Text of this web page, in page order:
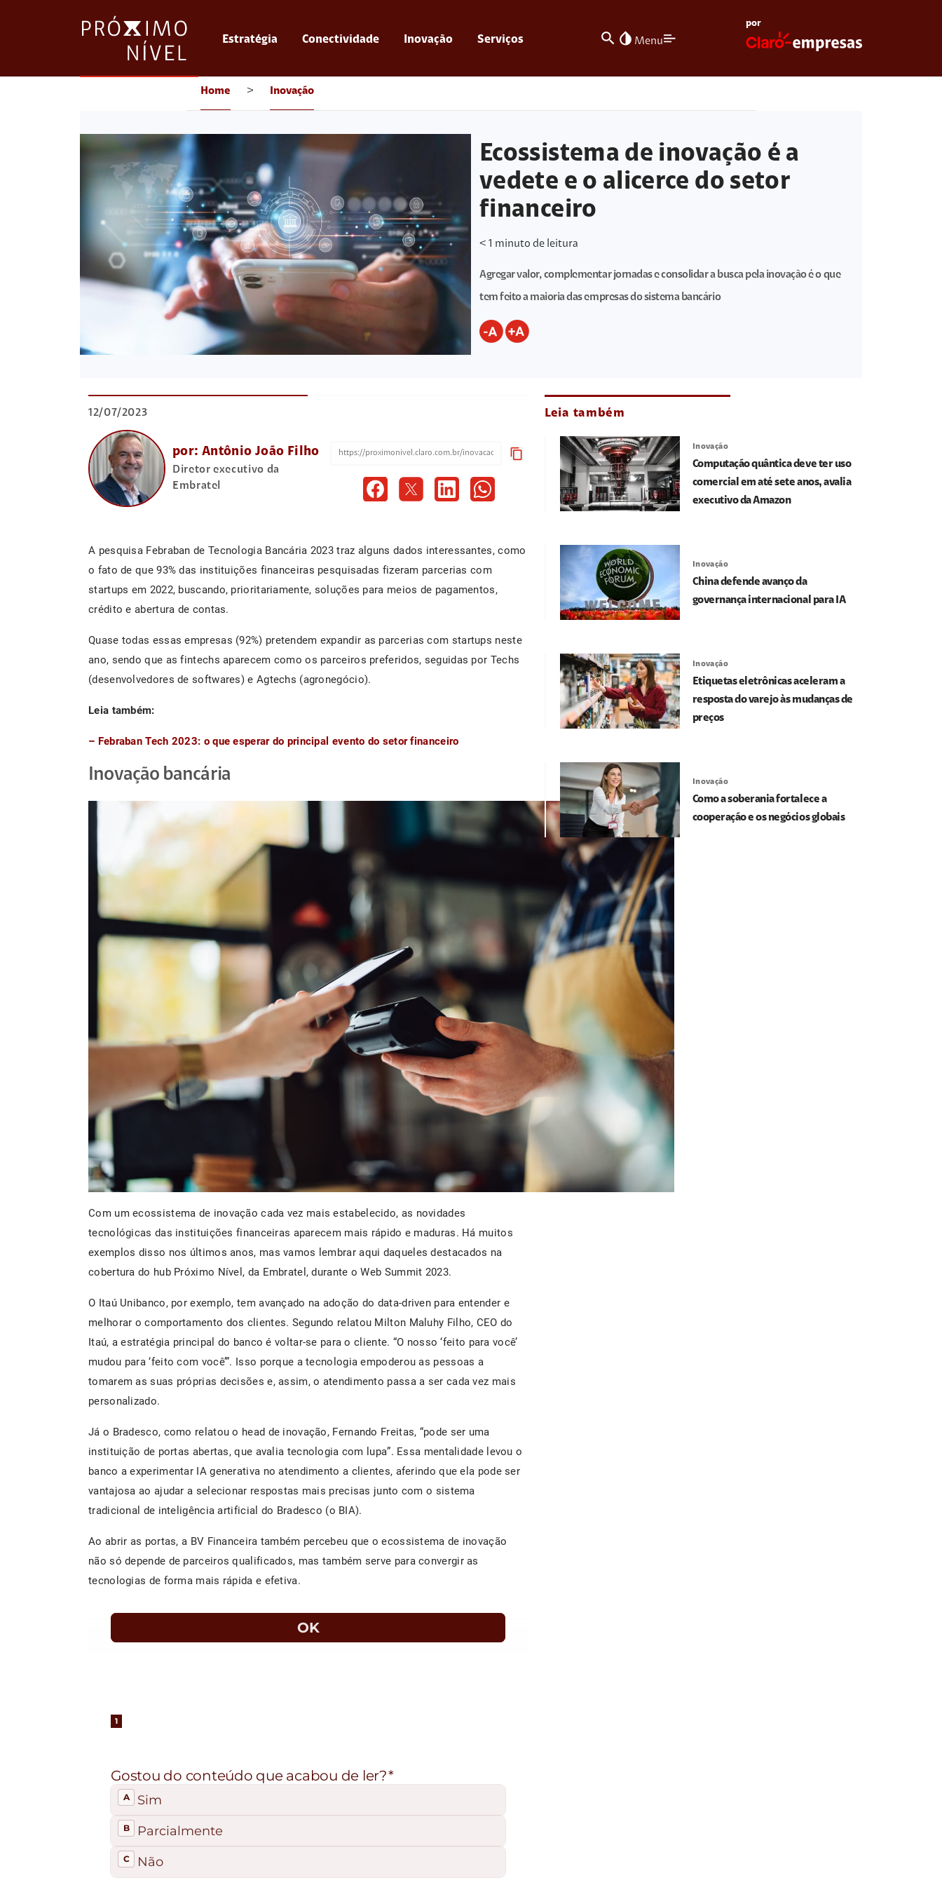
Estratégia Conectividade Inovação Serviços search invert_colors Menu
por
Home > Inovação
Ecossistema de inovação é a
vedete e o alicerce do setor
financeiro
< 1 minuto de leitura
Agregar valor, complementar jornadas e consolidar a busca pela inovação é o que
tem feito a maioria das empresas do sistema bancário
12/07/2023
por: Antônio João Filho
Diretor executivo da
Embratel
content_copy
A pesquisa Febraban de Tecnologia Bancária 2023 traz alguns dados interessantes, como
o fato de que 93% das instituições financeiras pesquisadas fizeram parcerias com
startups em 2022, buscando, prioritariamente, soluções para meios de pagamentos,
crédito e abertura de contas.
Quase todas essas empresas (92%) pretendem expandir as parcerias com startups neste
ano, sendo que as fintechs aparecem como os parceiros preferidos, seguidas por Techs
(desenvolvedores de softwares) e Agtechs (agronegócio).
Leia também:
– Febraban Tech 2023: o que esperar do principal evento do setor financeiro
Inovação bancária
Com um ecossistema de inovação cada vez mais estabelecido, as novidades
tecnológicas das instituições financeiras aparecem mais rápido e maduras. Há muitos
exemplos disso nos últimos anos, mas vamos lembrar aqui daqueles destacados na
cobertura do hub Próximo Nível, da Embratel, durante o Web Summit 2023.
O Itaú Unibanco, por exemplo, tem avançado na adoção do data-driven para entender e
melhorar o comportamento dos clientes. Segundo relatou Milton Maluhy Filho, CEO do
Itaú, a estratégia principal do banco é voltar-se para o cliente. “O nosso ‘feito para você’
mudou para ‘feito com você’”. Isso porque a tecnologia empoderou as pessoas a
tomarem as suas próprias decisões e, assim, o atendimento passa a ser cada vez mais
personalizado.
Já o Bradesco, como relatou o head de inovação, Fernando Freitas, “pode ser uma
instituição de portas abertas, que avalia tecnologia com lupa”. Essa mentalidade levou o
banco a experimentar IA generativa no atendimento a clientes, aferindo que ela pode ser
vantajosa ao ajudar a selecionar respostas mais precisas junto com o sistema
tradicional de inteligência artificial do Bradesco (o BIA).
Ao abrir as portas, a BV Financeira também percebeu que o ecossistema de inovação
não só depende de parceiros qualificados, mas também serve para convergir as
tecnologias de forma mais rápida e efetiva.
Leia também
Inovação
Computação quântica deve ter uso
comercial em até sete anos, avalia
executivo da Amazon
Inovação
China defende avanço da
governança internacional para IA
Inovação
Etiquetas eletrônicas aceleram a
resposta do varejo às mudanças de
preços
Inovação
Como a soberania fortalece a
cooperação e os negócios globais